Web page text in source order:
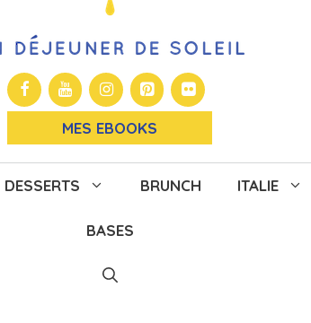
MES EBOOKS
DESSERTS BRUNCH ITALIE
BASES